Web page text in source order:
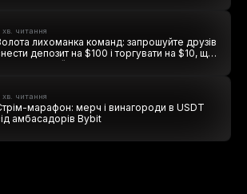
хв. читання
лихоманка команд: запрошуйте друзів
депозит на $100 і торгувати на $10, щоб
виграти подвійні винагороди
хв. читання
марафон: мерч і винагороди в USDT
амбасадорів Bybit